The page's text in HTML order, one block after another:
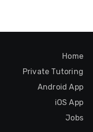
Home
Private Tutoring
Android App
iOS App
Jobs